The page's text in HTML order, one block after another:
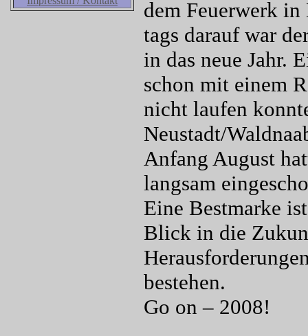
dem Feuerwerk
tags darauf war
in das neue Jahr.
schon mit einem
nicht laufen
Neustadt/
Anfang August
langsam
Eine Bestmarke
Blick in die
bestehen.
Go on – 2008!